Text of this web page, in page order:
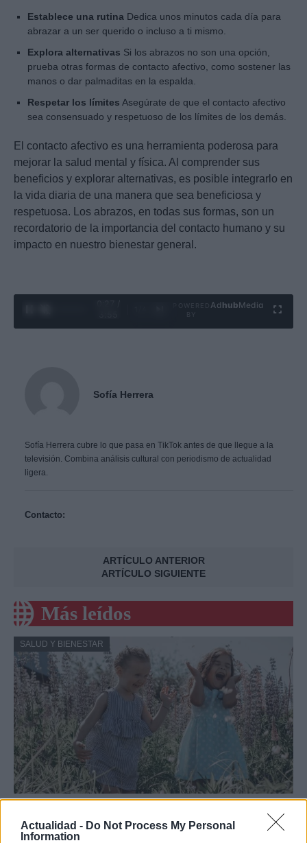
Actualidad - Do Not Process My Personal
Information
Establece una rutina Dedica unos minutos cada día para
abrazar a un ser querido o incluso a ti mismo.
Explora alternativas Si los abrazos no son una opción,
prueba otras formas de contacto afectivo, como sostener las
manos o dar palmaditas en la espalda.
Respetar los límites Asegúrate de que el contacto afectivo
sea consensuado y respetuoso de los límites de los demás.
El contacto afectivo es una herramienta poderosa para
mejorar la salud mental y física. Al comprender sus
beneficios y explorar alternativas, es posible integrarlo en
la vida diaria de una manera que sea beneficiosa y
respetuosa. Los abrazos, en todas sus formas, son un
recordatorio de la importancia del contacto humano y su
impacto en nuestro bienestar general.
Ad hubMedia
Sofía Herrera
Sofía Herrera cubre lo que pasa en TikTok antes de que llegue a la
televisión. Combina análisis cultural con periodismo de actualidad
ligera.
Contacto:
ARTÍCULO ANTERIOR
ARTÍCULO SIGUIENTE
Más leídos
SALUD Y BIENESTAR
Crianza tradicional para una infancia más
autónoma